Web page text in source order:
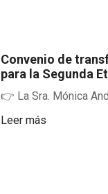
Convenio de
para la Segunda
👉 La Sra. Mónica
Leer más